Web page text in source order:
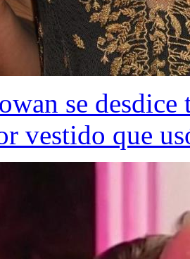
se desdice
vestido que